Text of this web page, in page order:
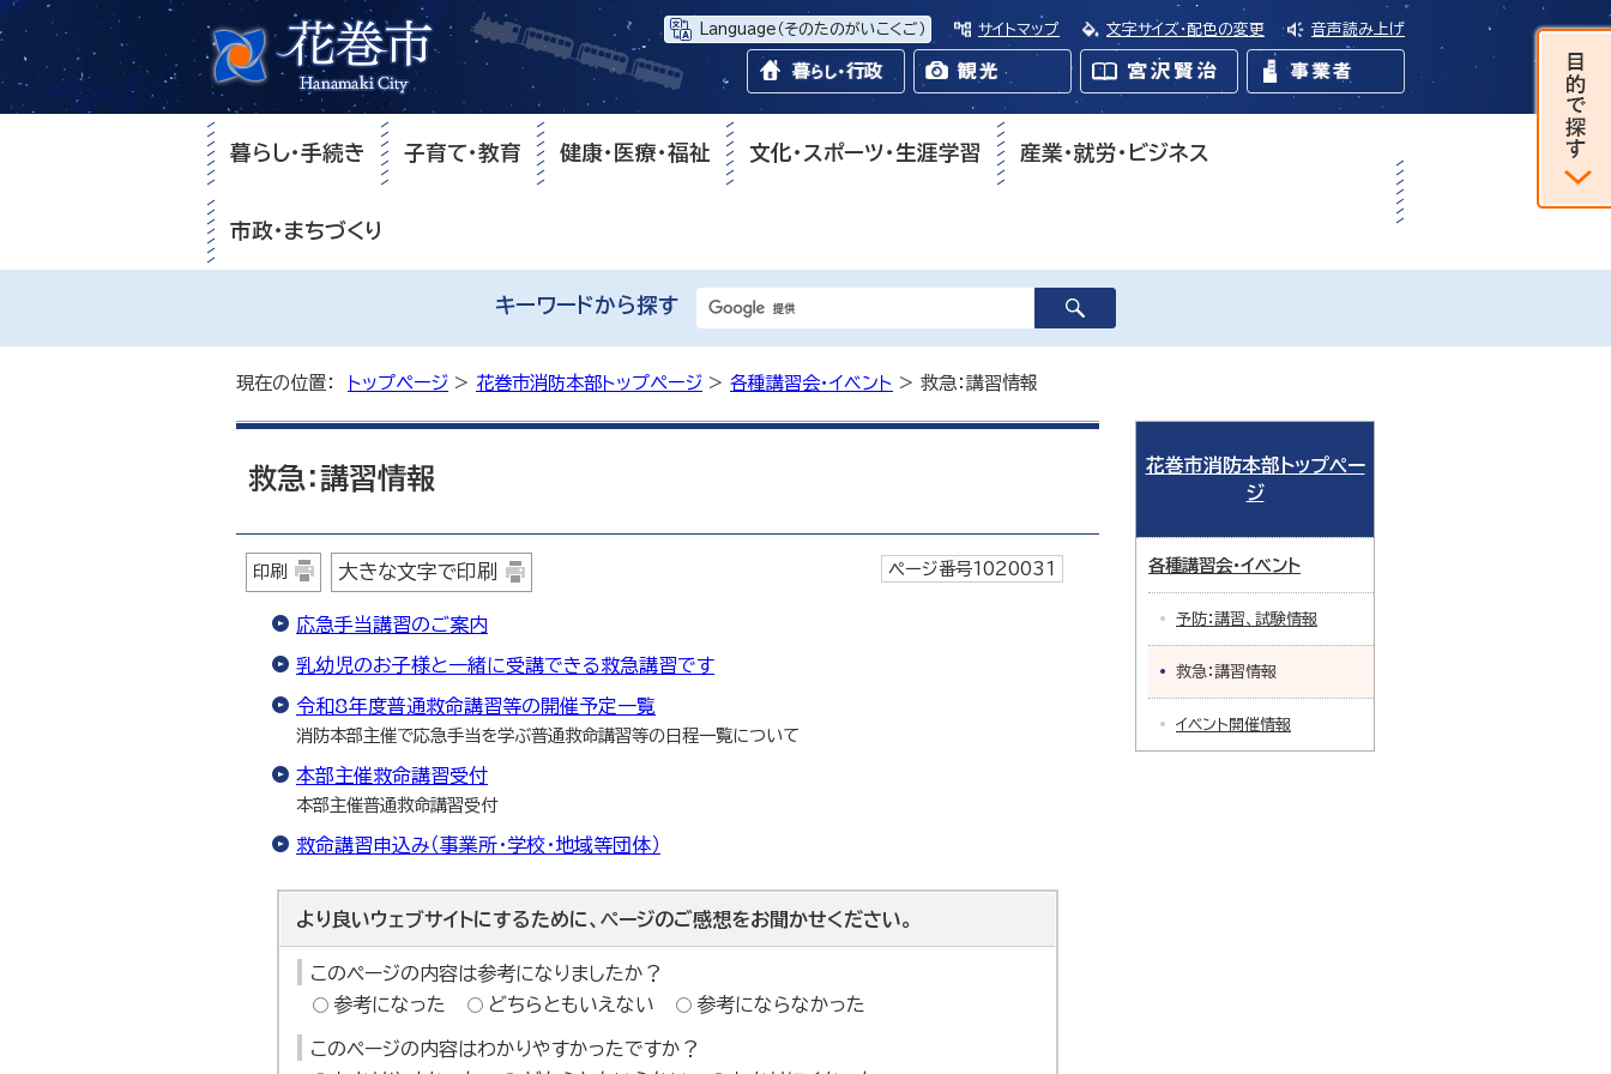
Language （そのたのがいこくご） サイトマップ 文字サイズ・配色の変更 音声読み上げ
暮らし・手続き 子育て・教育 健康・医療・福祉 文化・スポーツ・生涯学習 産業・就労・ビジネス
市政・まちづくり
キーワードから探す
現在の位置： トップページ > 花巻市消防本部トップページ > 各種講習会・イベント > 救急：講習情報
救急：講習情報
印刷 大きな文字で印刷 ページ番号1020031
応急手当講習のご案内
乳幼児のお子様と一緒に受講できる救急講習です
令和8年度普通救命講習等の開催予定一覧
消防本部主催で応急手当を学ぶ普通救命講習等の日程一覧について
本部主催救命講習受付
本部主催普通救命講習受付
救命講習申込み（事業所・学校・地域等団体）
より良いウェブサイトにするために、ページのご感想をお聞かせください。
このページの内容は参考になりましたか？
参考になった
どちらともいえない 参考にならなかった
このページの内容はわかりやすかったですか？
花巻市消防本部トップペー
ジ
各種講習会・イベント
予防：講習、試験情報
救急：講習情報
イベント開催情報